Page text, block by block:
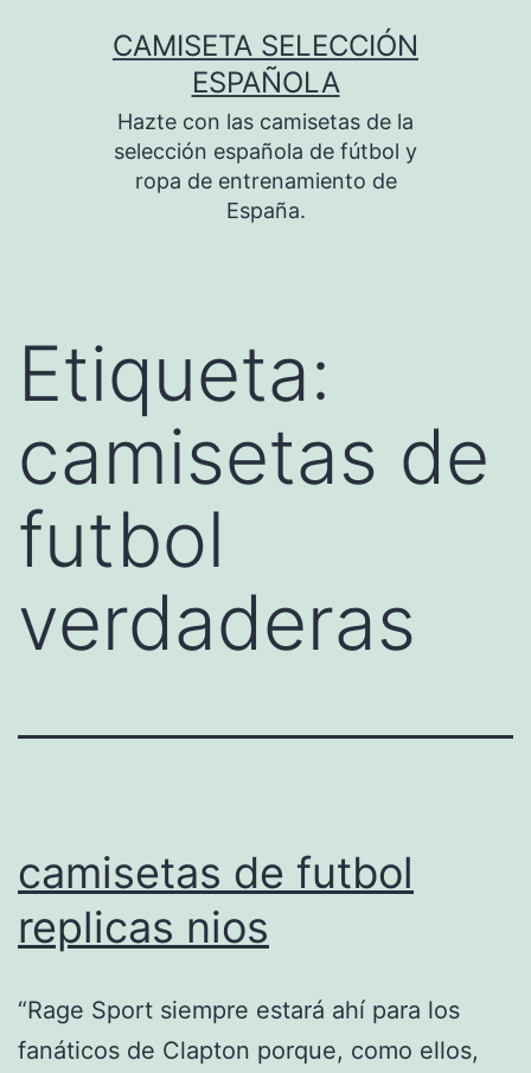
CAMISETA SELECCIÓN
ESPAÑOLA
Hazte con las camisetas de la
selección española de fútbol y
ropa de entrenamiento de
España.
Etiqueta:
camisetas de
futbol
verdaderas
camisetas de futbol
replicas nios
“Rage Sport siempre estará ahí para los
fanáticos de Clapton porque, como ellos,